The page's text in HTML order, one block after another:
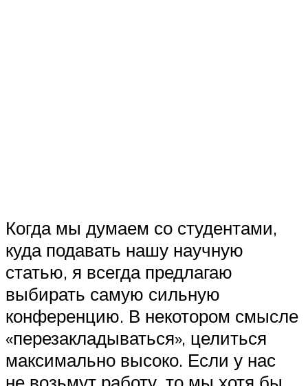
Когда мы думаем со студентами,
куда подавать нашу научную
статью, я всегда предлагаю
выбирать самую сильную
конференцию. В некотором смысле
«перезакладываться», целиться
максимально высоко. Если у нас